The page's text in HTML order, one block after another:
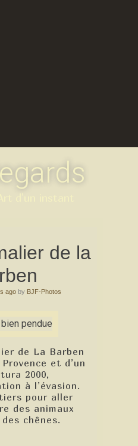
de la
agoby BJF-Photos
de La Barben
et d’un
2000,
à l’évasion.
pour aller
des animaux
chênes.